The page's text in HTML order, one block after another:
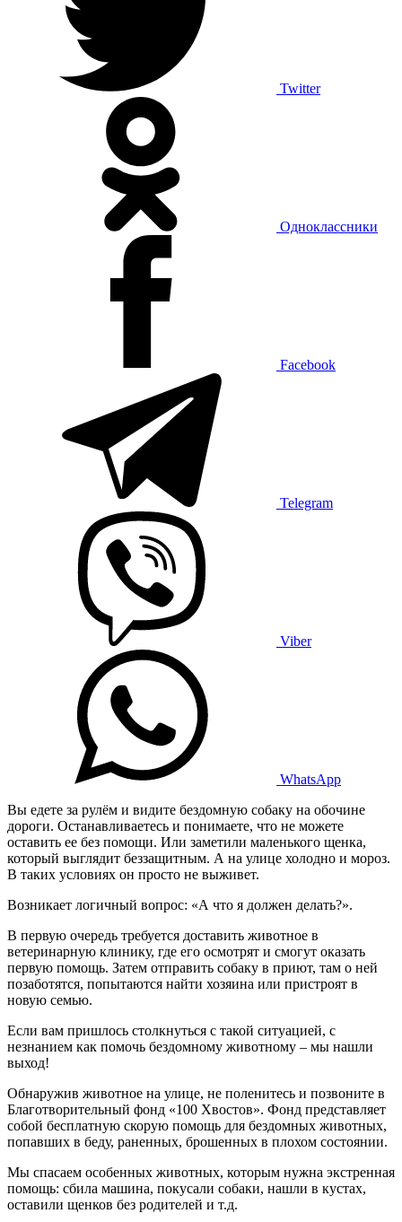
Twitter
Одноклассники
Facebook
Telegram
Viber
WhatsApp
Вы едете за рулём и видите бездомную собаку на обочине
дороги. Останавливаетесь и понимаете, что не можете
оставить ее без помощи. Или заметили маленького щенка,
который выглядит беззащитным. А на улице холодно и мороз.
В таких условиях он просто не выживет.
Возникает логичный вопрос: «А что я должен делать?».
В первую очередь требуется доставить животное в
ветеринарную клинику, где его осмотрят и смогут оказать
первую помощь. Затем отправить собаку в приют, там о ней
позаботятся, попытаются найти хозяина или пристроят в
новую семью.
Если вам пришлось столкнуться с такой ситуацией, с
незнанием как помочь бездомному животному – мы нашли
выход!
Обнаружив животное на улице, не поленитесь и позвоните в
Благотворительный фонд «100 Хвостов». Фонд представляет
собой бесплатную скорую помощь для бездомных животных,
попавших в беду, раненных, брошенных в плохом состоянии.
Мы спасаем особенных животных, которым нужна экстренная
помощь: сбила машина, покусали собаки, нашли в кустах,
оставили щенков без родителей и т.д.